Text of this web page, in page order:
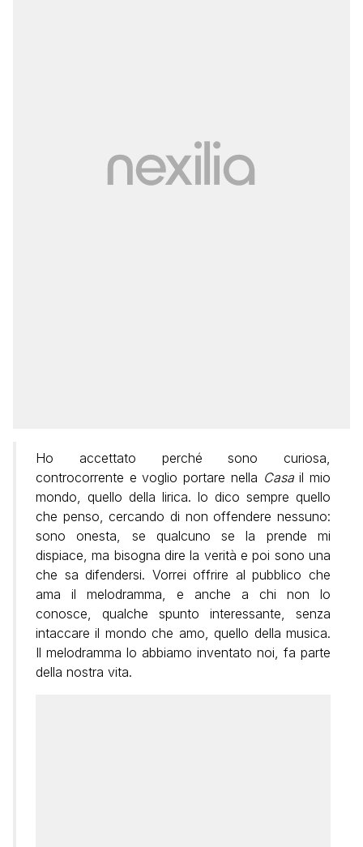
Ho accettato perché sono curiosa,
controcorrente e voglio portare nella Casail mio
mondo, quello della lirica. Io dico sempre quello
che penso, cercando di non offendere nessuno:
sono onesta, se qualcuno se la prende mi
dispiace, ma bisogna dire la verità e poi sono una
che sa difendersi. Vorrei offrire al pubblico che
ama il melodramma, e anche a chi non lo
conosce, qualche spunto interessante, senza
intaccare il mondo che amo, quello della musica.
Il melodramma lo abbiamo inventato noi, fa parte
della nostra vita.